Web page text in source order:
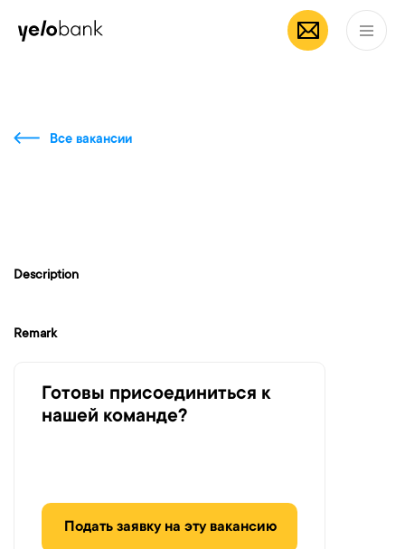
Частным лицам
Все вакансии
Description
Remark
Готовы присоединиться к
нашей команде?
Подать заявку на эту вакансию